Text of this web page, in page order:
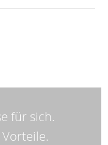
für sich.